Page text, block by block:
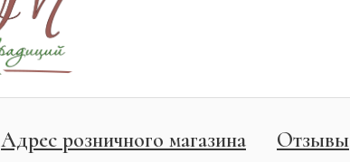
Адрес розничного магазина Отзывы